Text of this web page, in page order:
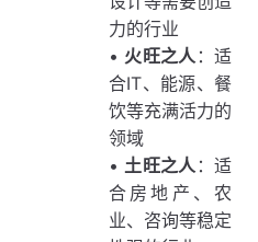
力的行业
• 火旺之人 ：适
合IT、能源、餐
饮等充满活力的
领域
• 土旺之人 ：适
合房地产、农
业、咨询等稳定